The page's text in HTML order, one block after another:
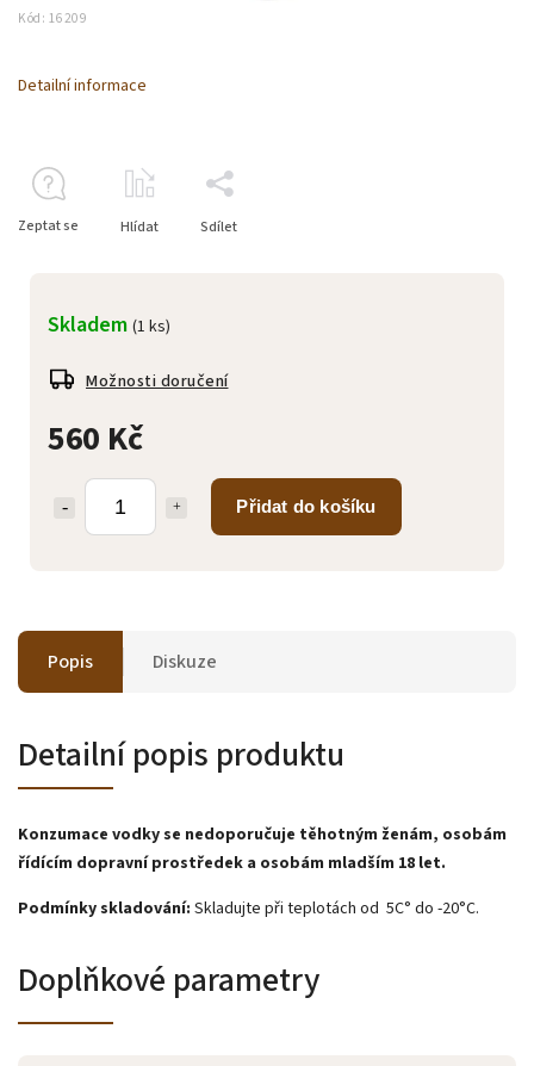
Kód: 16209
560 Kč
Přidat do košíku
Skladem (1 ks)
Možnosti doručení
Detailní informace
Zeptat se Hlídat Sdílet
Popis Diskuze
Detailní popis produktu
Konzumace vodky se nedoporučuje těhotným ženám, osobám
řídícím dopravní prostředek a osobám mladším 18 let.
Podmínky skladování: Skladujte při teplotách od 5C° do -20°C.
Doplňkové parametry